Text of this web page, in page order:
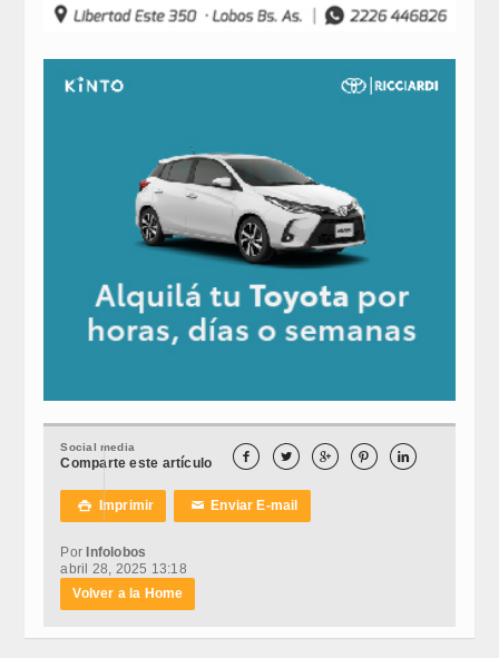
Social media
Comparte este artículo     
 Imprimir ✉Enviar E-mail
Por Infolobos
abril 28, 2025 13:18
Volver a la Home